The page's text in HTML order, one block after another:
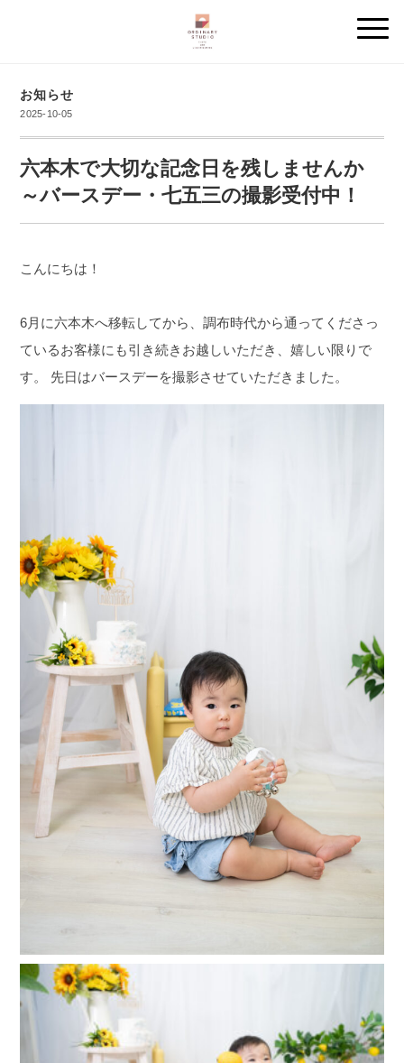
お知らせ
2025-10-05
六本木で大切な記念日を残しませんか
～バースデー・七五三の撮影受付中！
こんにちは！
6月に六本木へ移転してから、調布時代から通ってくださっ
ているお客様にも引き続きお越しいただき、嬉しい限りで
す。
先日はバースデーを撮影させていただきました。